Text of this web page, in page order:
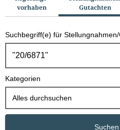
u
c
h
o
vorhaben
Gutachten
Suchbegriff(e) für
Kategorien
Alles durchsuchen
Suchen